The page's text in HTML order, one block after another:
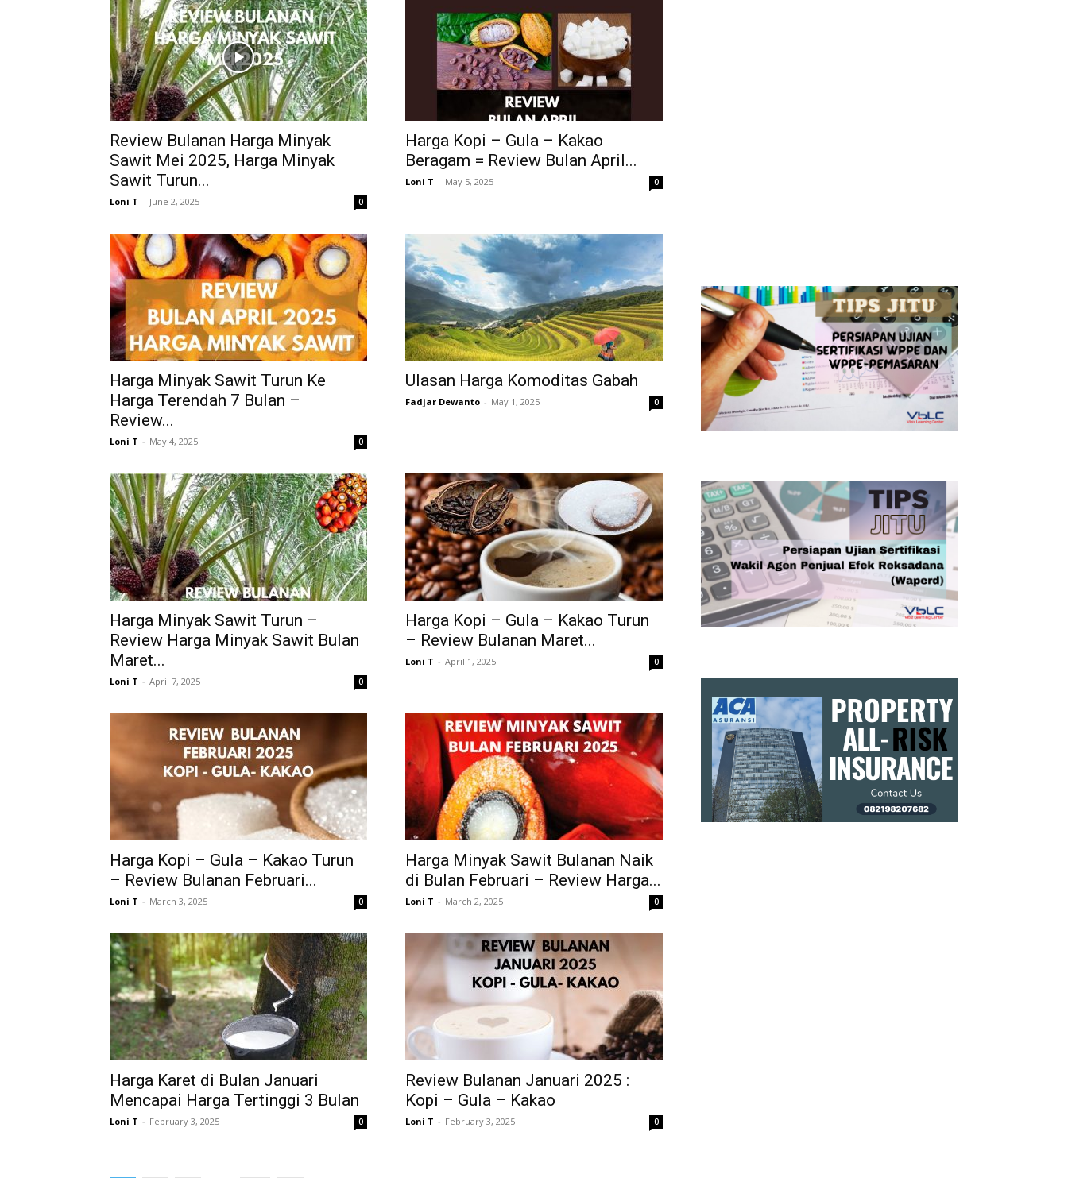
Review Bulanan Harga Minyak
Sawit Mei 2025, Harga Minyak
Sawit Turun...
Loni T - June 2, 2025 0
Harga Kopi – Gula – Kakao
Beragam = Review Bulan April...
Loni T - May 5, 2025 0
Harga Minyak Sawit Turun Ke
Harga Terendah 7 Bulan –
Review...
Loni T - May 4, 2025 0
Ulasan Harga Komoditas Gabah
Fadjar Dewanto - May 1, 2025 0
Harga Minyak Sawit Turun –
Review Harga Minyak Sawit Bulan
Maret...
Loni T - April 7, 2025 0
Harga Kopi – Gula – Kakao Turun
– Review Bulanan Maret...
Loni T - April 1, 2025 0
Harga Kopi – Gula – Kakao Turun
– Review Bulanan Februari...
Loni T - March 3, 2025 0
Harga Minyak Sawit Bulanan Naik
di Bulan Februari – Review Harga...
Loni T - March 2, 2025 0
Harga Karet di Bulan Januari
Mencapai Harga Tertinggi 3 Bulan
Loni T - February 3, 2025 0
Review Bulanan Januari 2025 :
Kopi – Gula – Kakao
Loni T - February 3, 2025 0